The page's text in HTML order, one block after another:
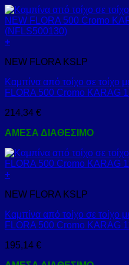
+
NEW FLORA KSLP
Καμπίνα από τοίχο σε τοίχο
FLORA 500 Cromo KARAG
214,34 €
ΑΜΕΣΑ ΔΙΑΘΕΣΙΜΟ
+
NEW FLORA KSLP
Καμπίνα από τοίχο σε τοίχο
FLORA 500 Cromo KARAG
195,14 €